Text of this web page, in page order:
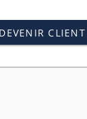
DEVENIR CLIENT